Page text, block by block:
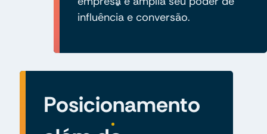
influência e conversão.
Posicionamento